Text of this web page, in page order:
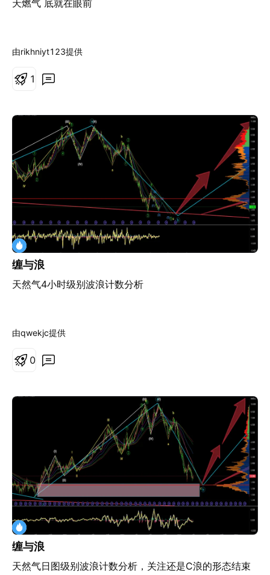
天燃气 底就在眼前
由rikhniyt123提供
1
缠与浪
天然气4小时级别波浪计数分析
由qwekjc提供
0
缠与浪
天然气日图级别波浪计数分析，关注还是C浪的形态结束